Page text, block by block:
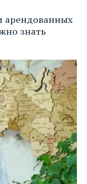
арендованных
знать